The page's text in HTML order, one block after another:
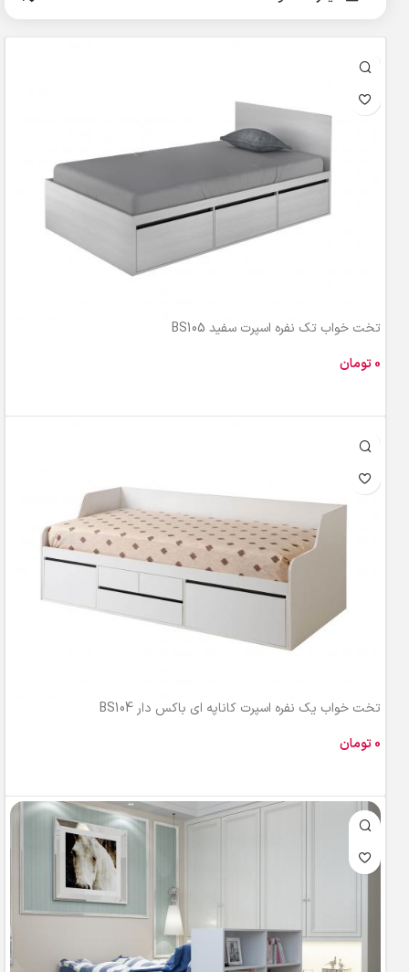
تخت خواب تک نفره اسپرت سفید BS105
تومان
تخت خواب یک نفره اسپرت کاناپه ای باکس دار BS104
تومان